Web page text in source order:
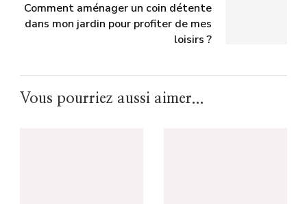
Comment aménager un coin détente
dans mon jardin pour profiter de mes
loisirs ?
Vous pourriez aussi aimer...